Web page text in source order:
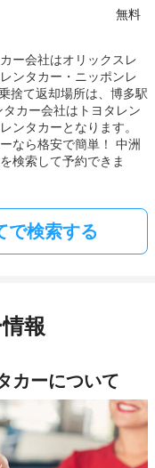
無料
ー会社はオリックスレ
ンタカー・ニッポンレ
捨て返却場所は、博多駅
カー会社はトヨタレン
ンタカーとなります。
なら格安で簡単！ 中洲
検索して予約できま
で検索する
報
カーについて